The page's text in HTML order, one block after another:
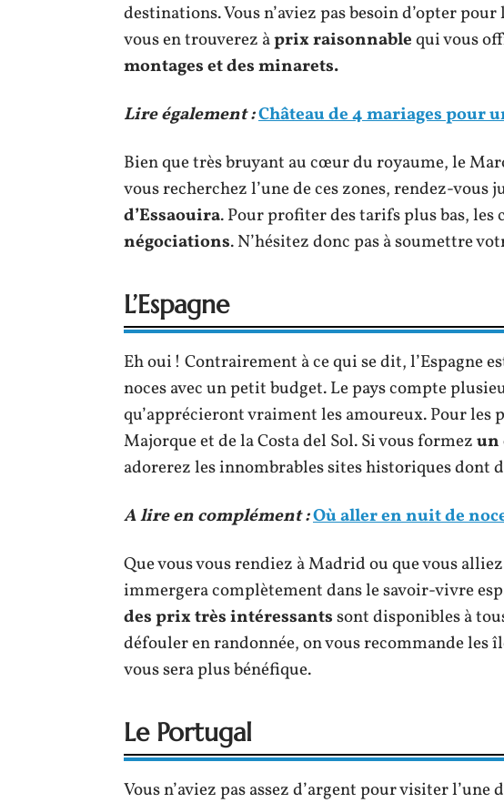
destinations. Vous n’aviez pas besoin d’opter
vous en trouverez àprix raisonnablequi vous
montages et des minarets.
Lire également :Château de 4 mariages pour
Bien que très bruyant au cœur du royaume, le
vous recherchez l’une de ces zones, rendez-vous
d’Essaouira. Pour profiter des tarifs plus bas, les
négociations. N’hésitez donc pas à soumettre
L’Espagne
Eh oui ! Contrairement à ce qui se dit, l’Espagne
noces avec un petit budget. Le pays compte
qu’apprécieront vraiment les amoureux. Pour les
Majorque et de la Costa del Sol. Si vous formezun
adorerez les innombrables sites historiques dont
A lire en complément :Où aller en nuit de
Que vous vous rendiez à Madrid ou que vous
immergera complètement dans le savoir-vivre
des prix très intéressantssont disponibles à
défouler en randonnée, on vous recommande les
vous sera plus bénéfique.
Le Portugal
Vous n’aviez pas assez d’argent pour visiter l’une